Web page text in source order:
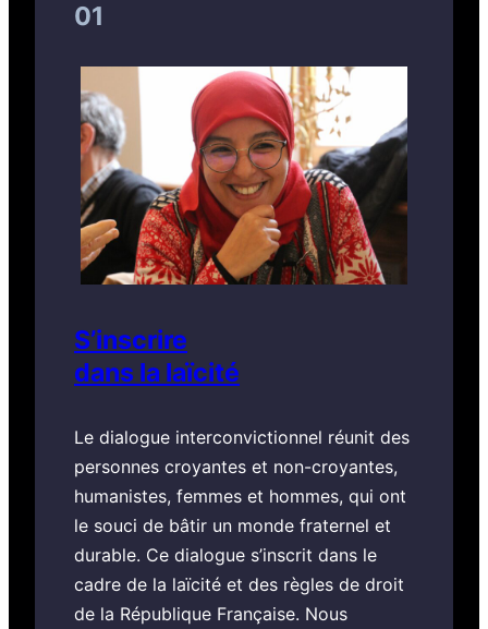
01
S’inscrire
dans la laïcité
Le dialogue interconvictionnel réunit des
personnes croyantes et non-croyantes,
humanistes, femmes et hommes, qui ont
le souci de bâtir un monde fraternel et
durable. Ce dialogue s’inscrit dans le
cadre de la laïcité et des règles de droit
de la République Française. Nous